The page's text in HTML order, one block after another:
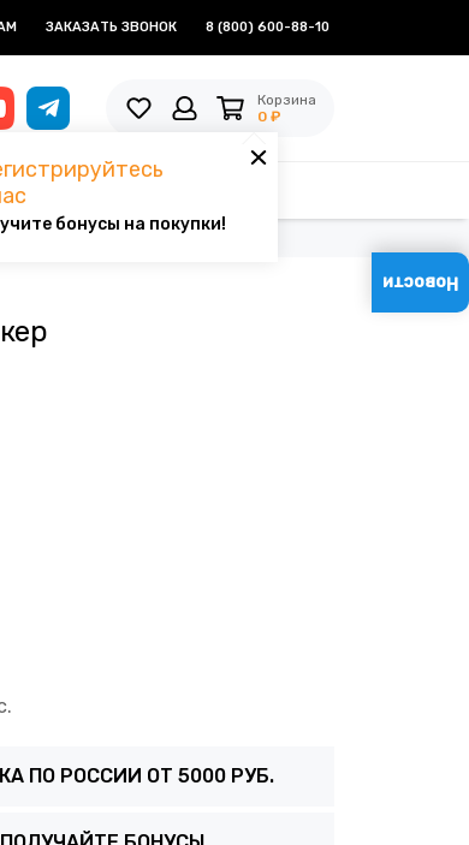
ЗАКАЗАТЬ ЗВОНОК 8 (800) 600-88-10
бонусы на покупки!
Корзина
0 ₽
ПО РОССИИ ОТ 5000 РУБ.
Новости